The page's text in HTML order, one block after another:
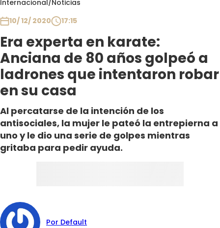
Internacional/Noticias
10/ 12/ 2020
17:15
Era experta en karate:
Anciana de 80 años golpeó a
ladrones que intentaron robar
en su casa
Al percatarse de la intención de los
antisociales, la mujer le pateó la entrepierna a
uno y le dio una serie de golpes mientras
gritaba para pedir ayuda.
Por Default
Club De La Comedia
Contigo en Directo
Plan Perfecto
El Tiempo
Sabingo
Todos Los Programas